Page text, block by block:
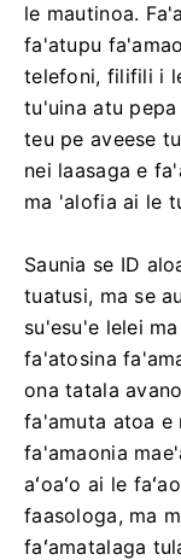
le mautinoa.
fa'atupu
telefoni, filifili i
tu'uina atu
teu pe aveese
nei laasaga e
ma 'alofia ai le
Saunia se ID
tuatusi, ma se
su'esu'e lelei
fa'atosina
ona tatala
fa'amuta atoa e
fa'amaonia
aʻoaʻo ai le
faasologa, ma
faʻamatalaga